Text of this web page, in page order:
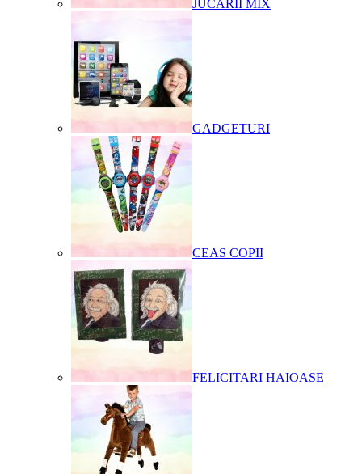
JUCARII MIX
GADGETURI
CEAS COPII
FELICITARI HAIOASE